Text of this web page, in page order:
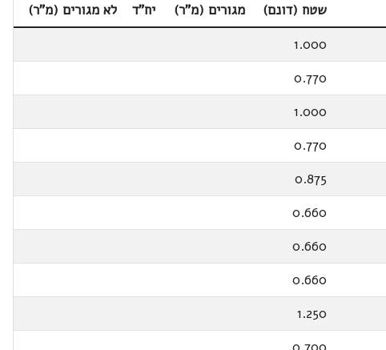
שטח (דונם) מגורים (מ"ר) יח"ד
לא מגורים (מ"ר)
1.000
0.770
1.000
0.770
0.875
0.660
0.660
0.660
1.250